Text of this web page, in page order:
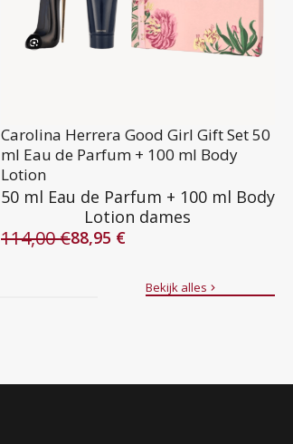
Carolina Herrera Good Girl Gift Set 50
ml Eau de Parfum + 100 ml Body
Lotion
50 ml Eau de Parfum + 100 ml Body
Lotion dames
114,00€
Oorspronkelijke
88,95 €
Huidige
Bekijk alles